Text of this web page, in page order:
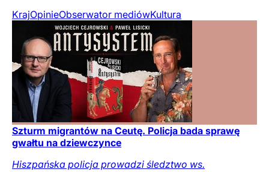
KrajOpinieObserwator mediówKultura
Szturm migrantów na Ceutę. Policja bada sprawę
gwałtu na dziewczynce
Hiszpańska policja prowadzi śledztwo ws.